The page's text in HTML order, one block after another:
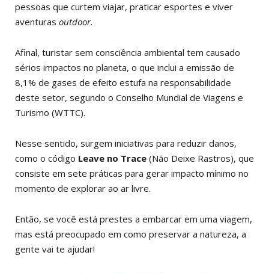
pessoas que curtem viajar, praticar esportes e viver
aventuras outdoor.
Afinal, turistar sem consciência ambiental tem causado
sérios impactos no planeta, o que inclui a emissão de
8,1% de gases de efeito estufa na responsabilidade
deste setor, segundo o Conselho Mundial de Viagens e
Turismo (WTTC).
Nesse sentido, surgem iniciativas para reduzir danos,
como o código Leave no Trace (Não Deixe Rastros), que
consiste em sete práticas para gerar impacto mínimo no
momento de explorar ao ar livre.
Então, se você está prestes a embarcar em uma viagem,
mas está preocupado em como preservar a natureza, a
gente vai te ajudar!